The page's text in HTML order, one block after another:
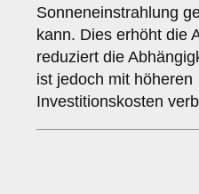
Sonneneinstrahlung
kann. Dies erhöht die
reduziert die
ist jedoch mit höheren
Investitionskosten